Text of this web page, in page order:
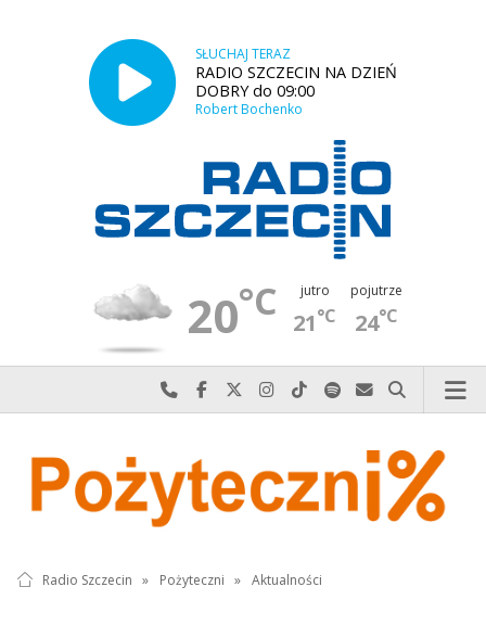
SŁUCHAJ TERAZ
RADIO SZCZECIN NA DZIEŃ
DOBRY do 09:00
Robert Bochenko
20°C jutro
21°C
pojutrze
24°C
Najlepiej po prostu do nas zadzwoń
Odwiedź nas na Facebook-u
Odwiedź nas na X
Odwiedź nas na Instagram-ie
Odwiedź nas na TikTok-u
Szukaj nas na Spotify
Wyślij do nas
Szukaj
Radio Szczecin » Pożyteczni » Aktualności